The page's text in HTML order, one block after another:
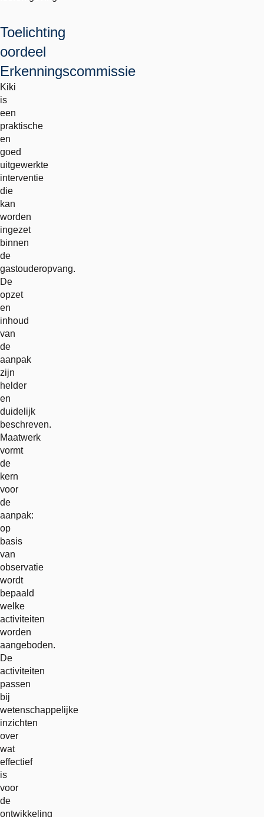
Toelichting
oordeel
Erkenningscommissie
Kiki
is
een
praktische
en
goed
uitgewerkte
interventie
die
kan
worden
ingezet
binnen
de
gastouderopvang.
De
opzet
en
inhoud
van
de
aanpak
zijn
helder
en
duidelijk
beschreven.
Maatwerk
vormt
de
kern
voor
de
aanpak:
op
basis
van
observatie
wordt
bepaald
welke
activiteiten
worden
aangeboden.
De
activiteiten
passen
bij
wetenschappelijke
inzichten
over
wat
effectief
is
voor
de
ontwikkeling